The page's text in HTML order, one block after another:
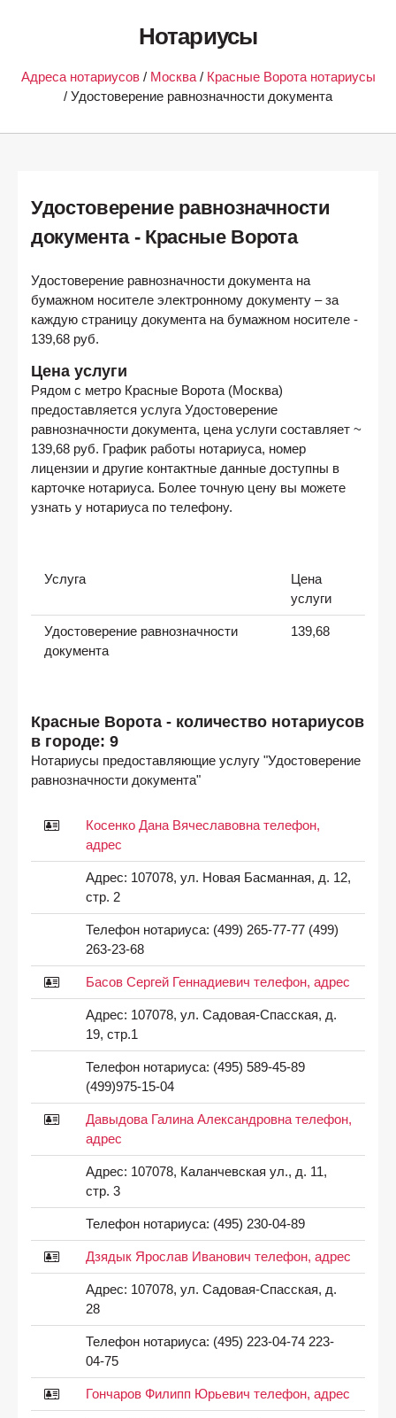
Нотариусы
Адреса нотариусов/ Москва/ Красные Ворота нотариусы
/ Удостоверение равнозначности документа
Удостоверение равнозначности
документа - Красные Ворота
Удостоверение равнозначности документа на
бумажном носителе электронному документу – за
каждую страницу документа на бумажном носителе -
139,68 руб.
Цена услуги
Рядом с метро Красные Ворота (Москва)
предоставляется услуга Удостоверение
равнозначности документа, цена услуги составляет ~
139,68 руб. График работы нотариуса, номер
лицензии и другие контактные данные доступны в
карточке нотариуса. Более точную цену вы можете
узнать у нотариуса по телефону.
Услуга
Цена
услуги
Удостоверение равнозначности
документа
139,68
Красные Ворота - количество нотариусов
в городе: 9
Нотариусы предоставляющие услугу "Удостоверение
равнозначности документа"
Косенко Дана Вячеславовна телефон,
адрес
Адрес: 107078, ул. Новая Басманная, д. 12,
стр. 2
Телефон нотариуса: (499) 265-77-77 (499)
263-23-68
Басов Сергей Геннадиевич телефон, адрес
Адрес: 107078, ул. Садовая-Спасская, д.
19, стр.1
Телефон нотариуса: (495) 589-45-89
(499)975-15-04
Давыдова Галина Александровна телефон,
адрес
Адрес: 107078, Каланчевская ул., д. 11,
стр. 3
Телефон нотариуса: (495) 230-04-89
Дзядык Ярослав Иванович телефон, адрес
Адрес: 107078, ул. Садовая-Спасская, д.
28
Телефон нотариуса: (495) 223-04-74 223-
04-75
Гончаров Филипп Юрьевич телефон, адрес